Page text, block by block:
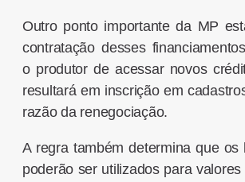
Outro ponto importante da MP
contratação desses
o produtor de acessar novos
resultará em inscrição em
razão da renegociação.
A regra também determina que os
poderão ser utilizados para